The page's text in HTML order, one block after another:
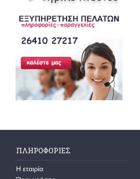
ΠΛΗΡΟΦΟΡΙΕΣ
H εταιρία